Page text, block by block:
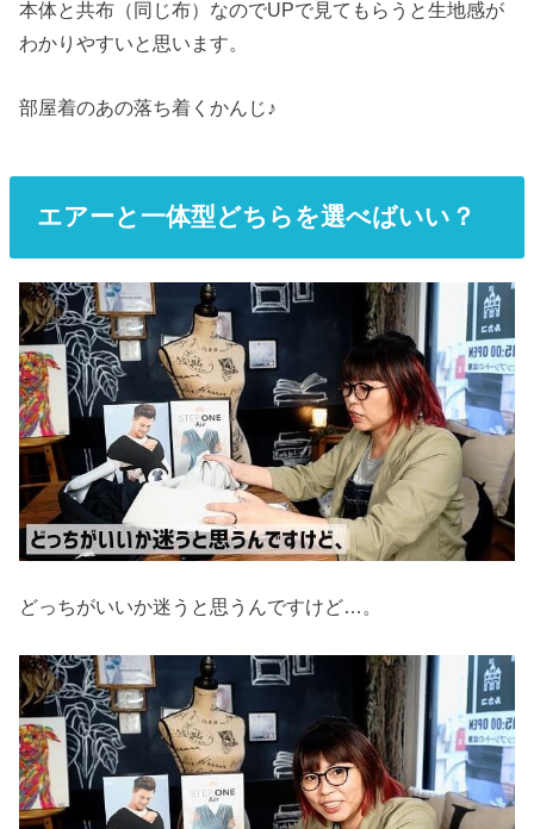
本体と共布（同じ布）なのでUPで見てもらうと生地感が
わかりやすいと思います。
部屋着のあの落ち着くかんじ♪
エアーと一体型どちらを選べばいい？
どっちがいいか迷うと思うんですけど…。